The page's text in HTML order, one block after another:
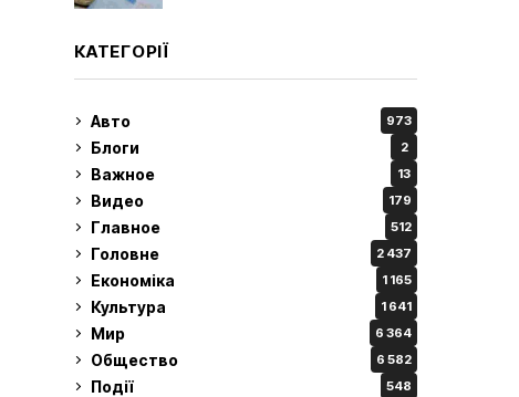
КАТЕГОРІЇ
Авто 973
Блоги 2
Важное 13
Видео 179
Главное 512
Головне 2 437
Економіка 1 165
Культура 1 641
Мир 6 364
Общество 6 582
Події 548